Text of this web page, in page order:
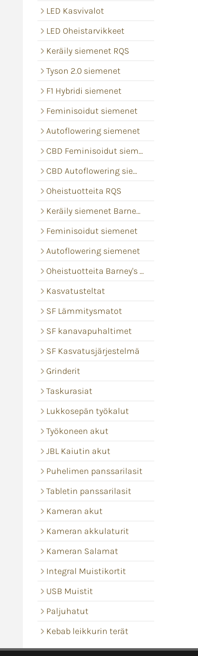
LED Kasvivalot
LED Oheistarvikkeet
Keräily siemenet RQS
Tyson 2.0 siemenet
F1 Hybridi siemenet
Feminisoidut siemenet
Autoflowering siemenet
CBD Feminisoidut siemenet
CBD Autoflowering siemenet
Oheistuotteita RQS
Keräily siemenet Barney's Farm
Feminisoidut siemenet
Autoflowering siemenet
Oheistuotteita Barney's Farm
Kasvatusteltat
SF Lämmitysmatot
SF kanavapuhaltimet
SF Kasvatusjärjestelmä
Grinderit
Taskurasiat
Lukkosepän työkalut
Työkoneen akut
JBL Kaiutin akut
Puhelimen panssarilasit
Tabletin panssarilasit
Kameran akut
Kameran akkulaturit
Kameran Salamat
Integral Muistikortit
USB Muistit
Paljuhatut
Kebab leikkurin terät